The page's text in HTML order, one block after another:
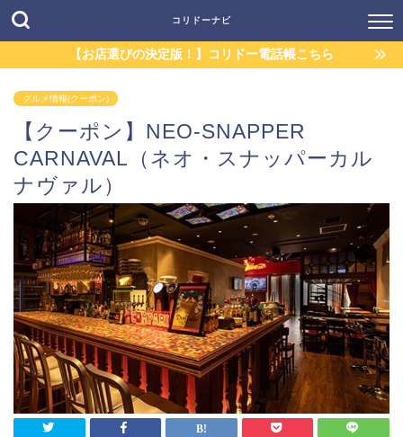
コリドーナビ
【お店選びの決定版！】コリドー電話帳こちら
グルメ情報(クーポン)
【クーポン】NEO-SNAPPER
CARNAVAL（ネオ・スナッパーカル
ナヴァル）